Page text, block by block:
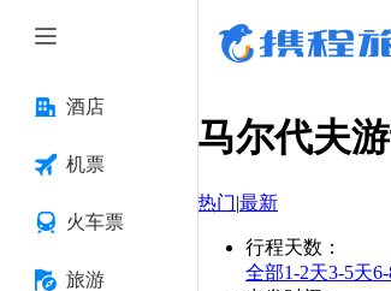
酒店
机票
火车票
旅游
马尔代夫
热门|最新
行程天数 ：
全部1-2天3-5天